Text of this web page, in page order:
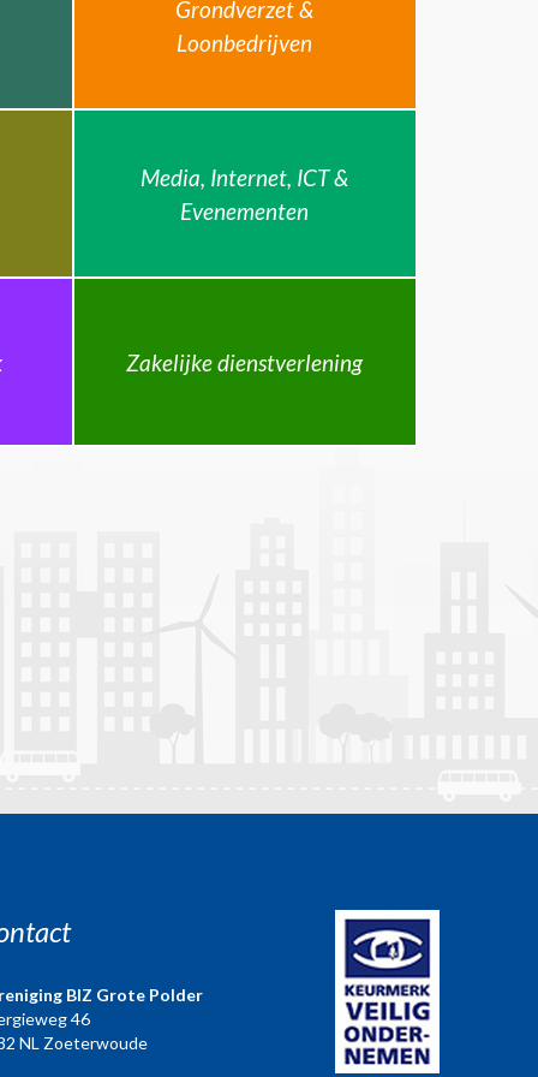
Grondverzet &
Loonbedrijven
Media, Internet, ICT &
Evenementen
Zakelijke dienstverlening
BIZ Grote Polder
46
NL Zoeterwoude